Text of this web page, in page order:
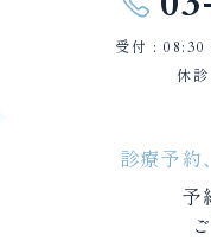
受付 : 08:30
休
診療予約
予